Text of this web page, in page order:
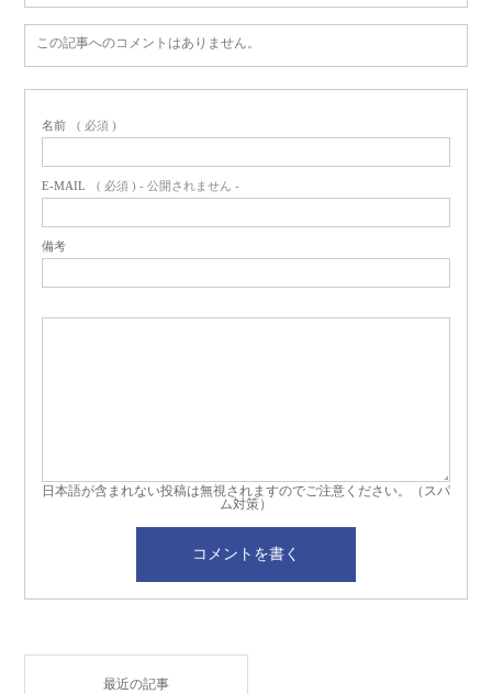
この記事へのコメントはありません。
名前 ( 必須 )
E-MAIL ( 必須 ) - 公開されません -
備考
日本語が含まれない投稿は無視されますのでご注意ください。（スパ
ム対策）
最近の記事